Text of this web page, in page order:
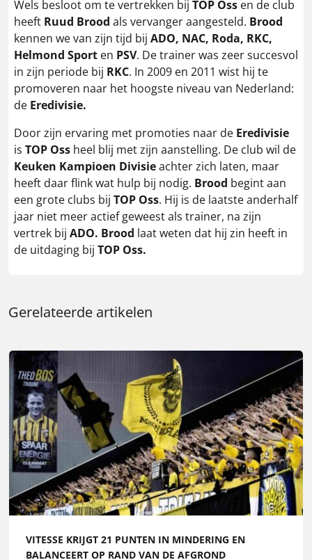
Wels besloot om te vertrekken bij TOP Oss en de club
heeft Ruud Brood als vervanger aangesteld. Brood
kennen we van zijn tijd bij ADO, NAC, Roda, RKC,
Helmond Sport en PSV. De trainer was zeer succesvol
in zijn periode bij RKC. In 2009 en 2011 wist hij te
promoveren naar het hoogste niveau van Nederland:
de Eredivisie.
Door zijn ervaring met promoties naar de Eredivisie
is TOP Oss heel blij met zijn aanstelling. De club wil de
Keuken Kampioen Divisieachter zich laten, maar
heeft daar flink wat hulp bij nodig. Brood begint aan
een grote clubs bij TOP Oss. Hij is de laatste anderhalf
jaar niet meer actief geweest als trainer, na zijn
vertrek bij ADO. Brood laat weten dat hij zin heeft in
de uitdaging bij TOP Oss.
Gerelateerde artikelen
VITESSE KRIJGT 21 PUNTEN IN MINDERING EN
BALANCEERT OP RAND VAN DE AFGROND